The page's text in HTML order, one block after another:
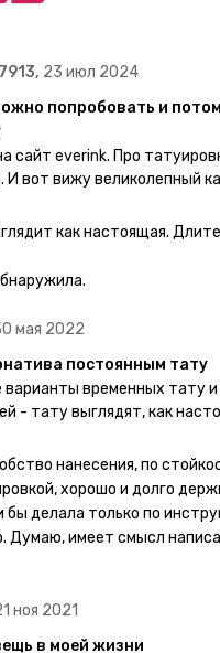
23 июл 2024
попробовать и
сайт everink. Про
И вот вижу великолепный
пожалела. Супер. Выглядит
закажу ещё.
как настоящая.
мая 2022
постоянным тату
варианты временных тату
- тату выглядят, как
на контакты с водой! На
быстрая доставка.
При появлении
раз уточняют,
набить :) Т. к. если
отличить от настоящей.
плохо отпечататься
вы берёте на себя
нанесения, по
хорошо и долго
бы делала только по
Думаю, имеет смысл
ноя 2021
в моей жизни